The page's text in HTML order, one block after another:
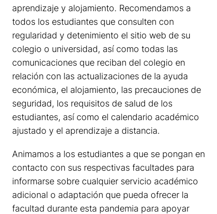
aprendizaje y alojamiento. Recomendamos a
todos los estudiantes que consulten con
regularidad y detenimiento el sitio web de su
colegio o universidad, así como todas las
comunicaciones que reciban del colegio en
relación con las actualizaciones de la ayuda
económica, el alojamiento, las precauciones de
seguridad, los requisitos de salud de los
estudiantes, así como el calendario académico
ajustado y el aprendizaje a distancia.
Animamos a los estudiantes a que se pongan en
contacto con sus respectivas facultades para
informarse sobre cualquier servicio académico
adicional o adaptación que pueda ofrecer la
facultad durante esta pandemia para apoyar